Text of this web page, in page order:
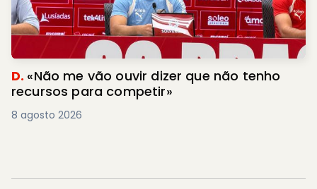
D. «Não me vão ouvir dizer que não tenho
recursos para competir»
8 agosto 2026